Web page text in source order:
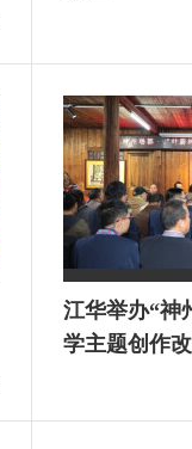
江华举办“神
学主题创作